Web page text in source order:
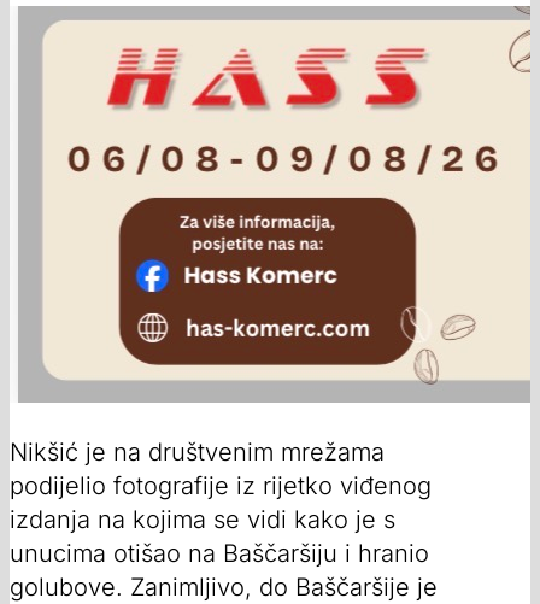
Nikšić je na društvenim mrežama
podijelio fotografije iz rijetko viđenog
izdanja na kojima se vidi kako je s
unucima otišao na Baščaršiju i hranio
golubove. Zanimljivo, do Baščaršije je